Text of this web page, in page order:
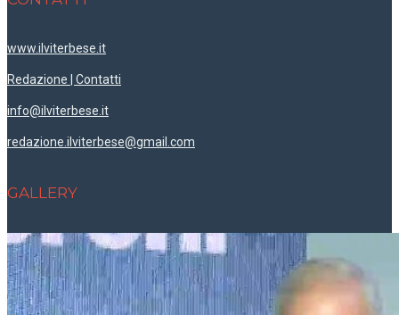
www.ilviterbese.it
Redazione | Contatti
info@ilviterbese.it
redazione.ilviterbese@gmail.com
GALLERY